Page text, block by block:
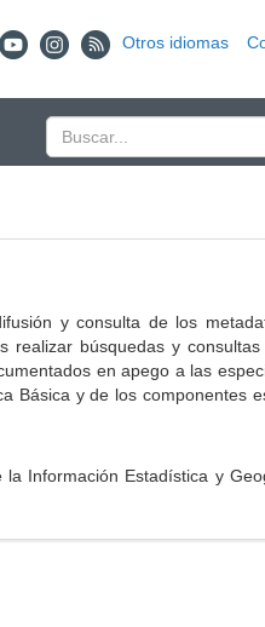
Otros idiomas
y consulta de los
realizar búsquedas y consultas
en apego a las
Básica y de los componentes
Información Estadística y